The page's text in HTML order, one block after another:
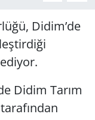
Didim’de
Didim Tarım